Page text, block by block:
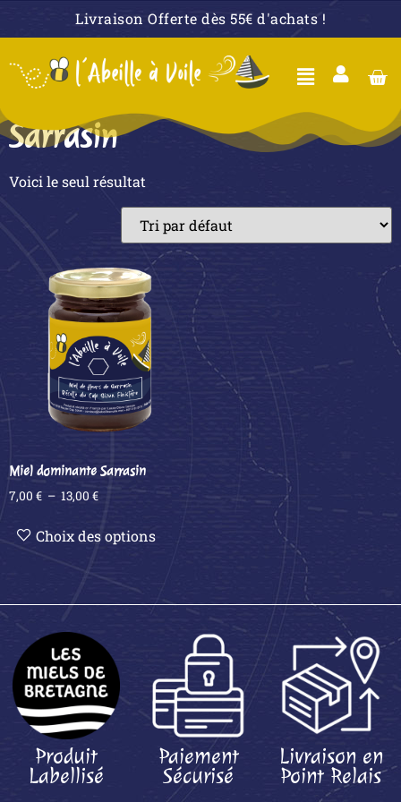
Livraison Offerte dès 55€ d'achats !
Sarrasin
Voici le seul résultat
Miel dominante Sarrasin
7,00 € – 13,00 €
Choix des options
Produit
Labellisé
Paiement
Sécurisé
Livraison en
Point Relais